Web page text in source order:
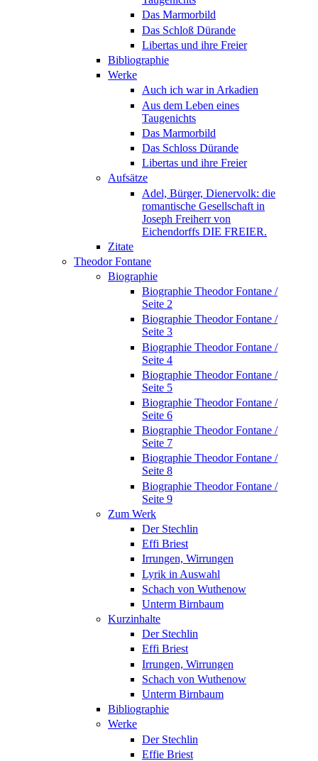
Das Marmorbild
Das Schloß Dürande
Libertas und ihre Freier
Bibliographie
Werke
Auch ich war in Arkadien
Aus dem Leben eines
Taugenichts
Das Marmorbild
Das Schloss Dürande
Libertas und ihre Freier
Aufsätze
Adel, Bürger, Dienervolk: die
romantische Gesellschaft in
Joseph Freiherr von
Eichendorffs DIE FREIER.
Zitate
Theodor Fontane
Biographie
Biographie Theodor Fontane /
Seite 2
Biographie Theodor Fontane /
Seite 3
Biographie Theodor Fontane /
Seite 4
Biographie Theodor Fontane /
Seite 5
Biographie Theodor Fontane /
Seite 6
Biographie Theodor Fontane /
Seite 7
Biographie Theodor Fontane /
Seite 8
Biographie Theodor Fontane /
Seite 9
Zum Werk
Der Stechlin
Effi Briest
Irrungen, Wirrungen
Lyrik in Auswahl
Schach von Wuthenow
Unterm Birnbaum
Kurzinhalte
Der Stechlin
Effi Briest
Irrungen, Wirrungen
Schach von Wuthenow
Unterm Birnbaum
Bibliographie
Werke
Der Stechlin
Effie Briest